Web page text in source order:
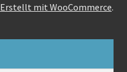
Erstellt mit WooCommerce.